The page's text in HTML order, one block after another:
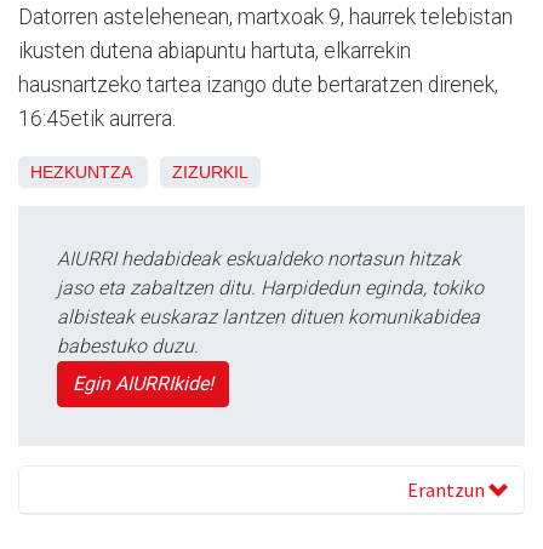
Datorren astelehenean, martxoak 9, haurrek telebistan
ikusten dutena abiapuntu hartuta, elkarrekin
hausnartzeko tartea izango dute bertaratzen direnek,
16:45etik aurrera.
HEZKUNTZA ZIZURKIL
AIURRI hedabideak eskualdeko nortasun hitzak
jaso eta zabaltzen ditu. Harpidedun eginda, tokiko
albisteak euskaraz lantzen dituen komunikabidea
babestuko duzu.
Egin AIURRIkide!
Erantzun